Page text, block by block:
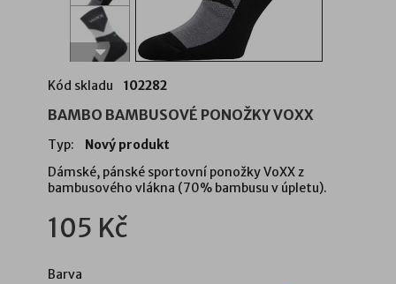
Kód skladu 102282
BAMBO BAMBUSOVÉ PONOŽKY VOXX
Typ:
Nový produkt
Dámské, pánské sportovní ponožky VoXX z
bambusového vlákna (70% bambusu v úpletu).
105 Kč
Barva